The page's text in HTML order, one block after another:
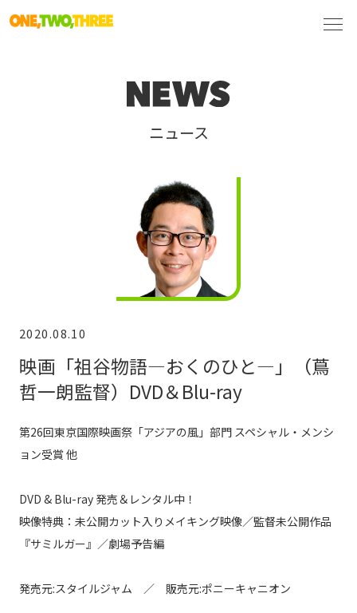
ニュース
2020.08.10
映画「祖谷物語―おくのひと―」（蔦
哲一朗監督）DVD＆Blu-ray
第26回東京国際映画祭「アジアの風」部門 スペシャル・メンシ
ョン受賞 他
DVD & Blu-ray 発売＆レンタル中！
映像特典：未公開カット入りメイキング映像／監督未公開作品
『サミルガー』／劇場予告編
発売元:スタイルジャム ／ 販売元:ポニーキャニオン